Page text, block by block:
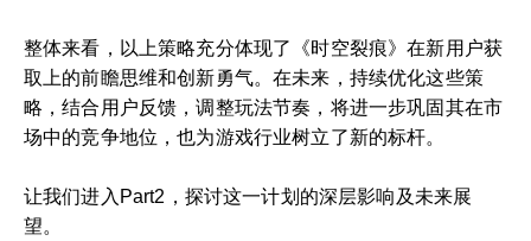
整体来看，以上策略充分体现了《时空裂痕》在新用户获
取上的前瞻思维和创新勇气。在未来，持续优化这些策
略，结合用户反馈，调整玩法节奏，将进一步巩固其在市
场中的竞争地位，也为游戏行业树立了新的标杆。
让我们进入Part2，探讨这一计划的深层影响及未来展
望。